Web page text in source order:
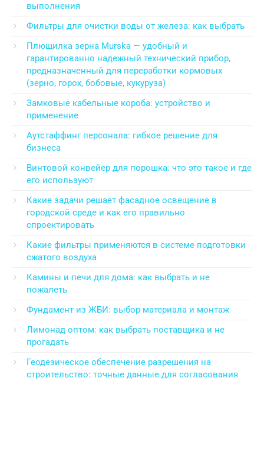
выполнения
Фильтры для очистки воды от железа: как выбрать
Плющилка зерна Murska — удобный и
гарантированно надежный технический прибор,
предназначенный для переработки кормовых
(зерно, горох, бобовые, кукуруза)
Замковые кабельные короба: устройство и
применение
Аутстаффинг персонала: гибкое решение для
бизнеса
Винтовой конвейер для порошка: что это такое и где
его используют
Какие задачи решает фасадное освещение в
городской среде и как его правильно
спроектировать
Какие фильтры применяются в системе подготовки
сжатого воздуха
Камины и печи для дома: как выбрать и не
пожалеть
Фундамент из ЖБИ: выбор материала и монтаж
Лимонад оптом: как выбрать поставщика и не
прогадать
Геодезическое обеспечение разрешения на
строительство: точные данные для согласования